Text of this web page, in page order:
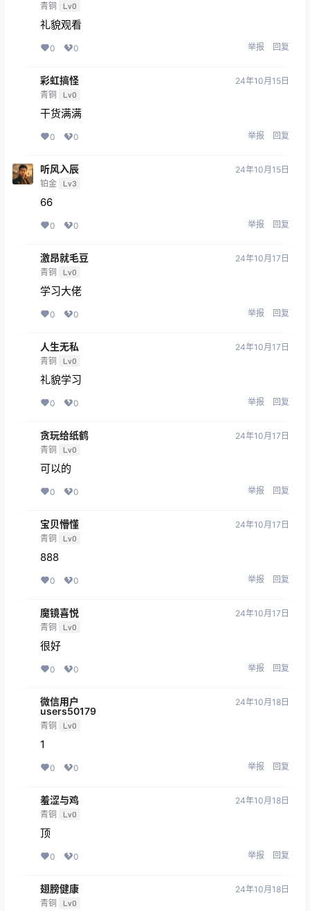
青铜 Lv0
礼貌观看
0 0 举报 回复
彩虹搞怪
青铜 Lv0
24年10月15日
干货满满
0 0 举报 回复
听风入辰
铂金 Lv3
24年10月15日
66
0 0 举报 回复
激昂就毛豆
青铜 Lv0
24年10月17日
学习大佬
0 0 举报 回复
人生无私
青铜 Lv0
24年10月17日
礼貌学习
0 0 举报 回复
贪玩给纸鹤
青铜 Lv0
24年10月17日
可以的
0 0 举报 回复
宝贝懵懂
青铜 Lv0
24年10月17日
888
0 0 举报 回复
魔镜喜悦
青铜 Lv0
24年10月17日
很好
0 0 举报 回复
微信用户
users50179
青铜 Lv0
24年10月18日
1
0 0 举报 回复
羞涩与鸡
青铜 Lv0
24年10月18日
顶
0 0 举报 回复
翅膀健康
青铜 Lv0
24年10月18日